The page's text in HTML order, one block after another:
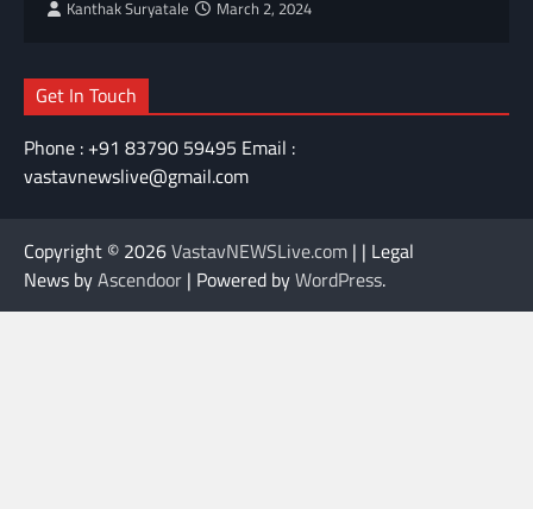
Kanthak Suryatale March 2, 2024
Get In Touch
Phone : +91 83790 59495 Email :
vastavnewslive@gmail.com
Copyright © 2026VastavNEWSLive.com | | Legal
News byAscendoor | Powered byWordPress.